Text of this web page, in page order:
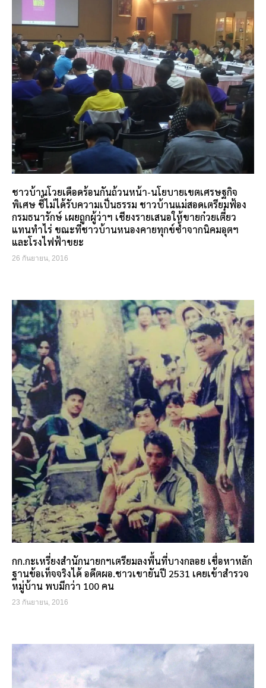
ชาวบ้านโวยเดือดร้อนกันถ้วนหน้า-นโยบายเขตเศรษฐกิจ
พิเศษ ชี้ไม่ได้รับความเป็นธรรม ชาวบ้านแม่สอดเตรียมฟ้อง
กรมธนารักษ์ เผยถูกผู้ว่าฯ เชียงรายเสนอให้ขายก๋วยเตี๋ยว
แทนทำไร่ ขณะที่ชาวบ้านหนองคายทุกข์ซ้ำจากนิคมอุตฯ
และโรงไฟฟ้าขยะ
26 กันยายน, 2016
กก.กะเหรี่ยงสำนักนายกฯเตรียมลงพื้นที่บางกลอย เชื่อหาหลัก
ฐานข้อเท็จจริงได้ อดีตผอ.ชาวเขายันปี 2531 เคยเข้าสำรวจ
หมู่บ้าน พบมีกว่า 100 คน
23 กันยายน, 2016